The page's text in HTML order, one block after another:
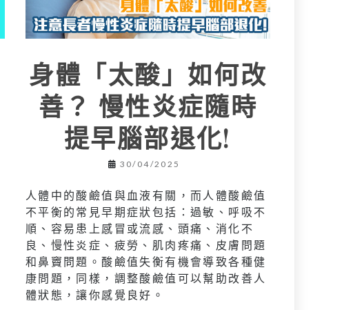
身體「太酸」如何改
善？ 慢性炎症隨時
提早腦部退化!
30/04/2025
人體中的酸鹼值與血液有關，而人體酸鹼值
不平衡的常見早期症狀包括：過敏、呼吸不
順、容易患上感冒或流感、頭痛、消化不
良、慢性炎症、疲勞、肌肉疼痛、皮膚問題
和鼻竇問題。酸鹼值失衡有機會導致各種健
康問題，同樣，調整酸鹼值可以幫助改善人
體狀態，讓你感覺良好。